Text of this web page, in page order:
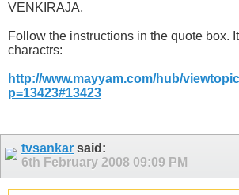
VENKIRAJA,
Follow the instructions in the quote box.
charactrs:
http://www.mayyam.com/hub/
p=13423#13423
tvsankar said:
6th February 2008 09:09 PM